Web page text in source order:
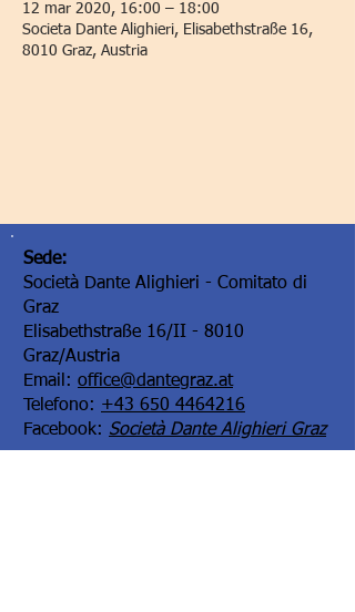
12 mar 2020, 16:00 – 18:00
Societa Dante Alighieri, Elisabethstraße 16,
8010 Graz, Austria
Sede:
Società Dante Alighieri - Comitato di
Graz
Elisabethstraße 16/II - 8010
Graz/Austria
Email: office@dantegraz.at
Telefono: +43 650 4464216
Facebook: Società Dante Alighieri Graz